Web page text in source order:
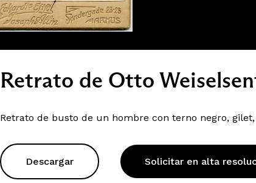
Retrato de Otto
Retrato de busto de un hombre con terno negro,
Descargar Solicitar en alta